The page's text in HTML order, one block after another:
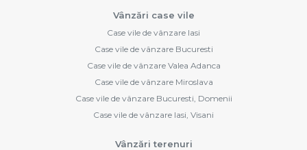
Vânzări case vile
Case vile de vânzare Iasi
Case vile de vânzare Bucuresti
Case vile de vânzare Valea Adanca
Case vile de vânzare Miroslava
Case vile de vânzare Bucuresti, Domenii
Case vile de vânzare Iasi, Visani
Vânzări terenuri